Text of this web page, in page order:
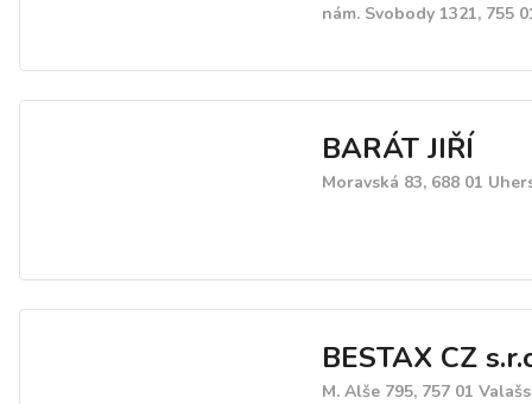
nám. Svobody 1321, 755
BARÁT JIŘÍ
Moravská 83, 688 01
BESTAX CZ
M. Alše 795, 757 01